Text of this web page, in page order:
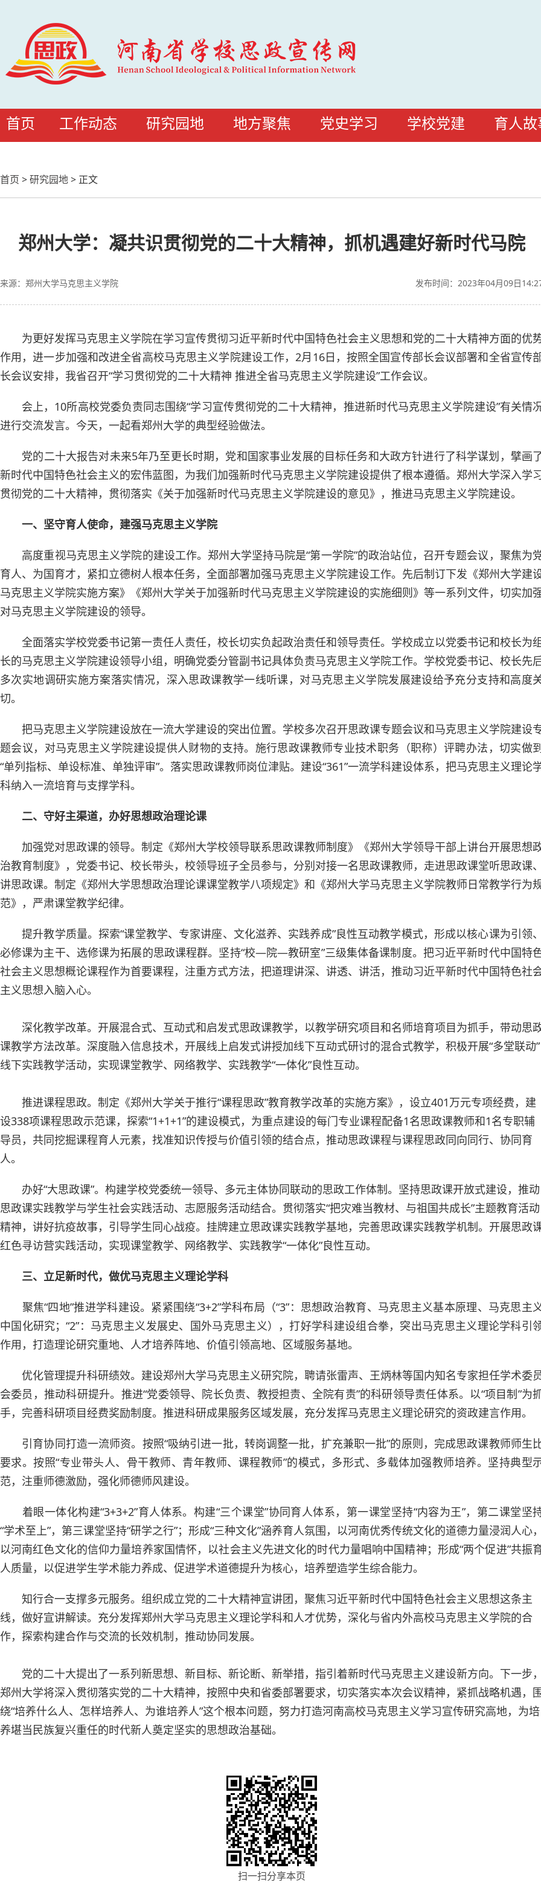
首页 工作动态 研究园地 地方聚焦 党史学习 学校党建 育人故
首页 >研究园地> 正文
郑州大学：凝共识贯彻党的二十大精神，抓机遇建好新时代马院
发布时间：2023年04月09日
来源：郑州大学马克思主义学院
为更好发挥马克思主义学院在学习宣传贯彻习近平新时代中国特色社会主义思想和党的二十大精神方面的优
作用，进一步加强和改进全省高校马克思主义学院建设工作，2月16日，按照全国宣传部长会议部署和全省宣传
长会议安排，我省召开“学习贯彻党的二十大精神 推进全省马克思主义学院建设”工作会议。
会上，10所高校党委负责同志围绕“学习宣传贯彻党的二十大精神，推进新时代马克思主义学院建设”有关情
进行交流发言。今天，一起看郑州大学的典型经验做法。
党的二十大报告对未来5年乃至更长时期，党和国家事业发展的目标任务和大政方针进行了科学谋划，擘画
新时代中国特色社会主义的宏伟蓝图，为我们加强新时代马克思主义学院建设提供了根本遵循。郑州大学深入学
贯彻党的二十大精神，贯彻落实《关于加强新时代马克思主义学院建设的意见》，推进马克思主义学院建设。
一、坚守育人使命，建强马克思主义学院
高度重视马克思主义学院的建设工作。郑州大学坚持马院是“第一学院”的政治站位，召开专题会议，聚焦为
育人、为国育才，紧扣立德树人根本任务，全面部署加强马克思主义学院建设工作。先后制订下发《郑州大学建
马克思主义学院实施方案》《郑州大学关于加强新时代马克思主义学院建设的实施细则》等一系列文件，切实加
对马克思主义学院建设的领导。
全面落实学校党委书记第一责任人责任，校长切实负起政治责任和领导责任。学校成立以党委书记和校长为
长的马克思主义学院建设领导小组，明确党委分管副书记具体负责马克思主义学院工作。学校党委书记、校长先
多次实地调研实施方案落实情况，深入思政课教学一线听课，对马克思主义学院发展建设给予充分支持和高度
切。
把马克思主义学院建设放在一流大学建设的突出位置。学校多次召开思政课专题会议和马克思主义学院建设
题会议，对马克思主义学院建设提供人财物的支持。施行思政课教师专业技术职务（职称）评聘办法，切实做
“单列指标、单设标准、单独评审”。落实思政课教师岗位津贴。建设“361”一流学科建设体系，把马克思主义理论
科纳入一流培育与支撑学科。
二、守好主渠道，办好思想政治理论课
加强党对思政课的领导。制定《郑州大学校领导联系思政课教师制度》《郑州大学领导干部上讲台开展思想
治教育制度》，党委书记、校长带头，校领导班子全员参与，分别对接一名思政课教师，走进思政课堂听思政课、
讲思政课。制定《郑州大学思想政治理论课课堂教学八项规定》和《郑州大学马克思主义学院教师日常教学行为
范》，严肃课堂教学纪律。
提升教学质量。探索“课堂教学、专家讲座、文化滋养、实践养成”良性互动教学模式，形成以核心课为引领、
必修课为主干、选修课为拓展的思政课程群。坚持“校—院—教研室”三级集体备课制度。把习近平新时代中国特
社会主义思想概论课程作为首要课程，注重方式方法，把道理讲深、讲透、讲活，推动习近平新时代中国特色社
主义思想入脑入心。
深化教学改革。开展混合式、互动式和启发式思政课教学，以教学研究项目和名师培育项目为抓手，带动思
课教学方法改革。深度融入信息技术，开展线上启发式讲授加线下互动式研讨的混合式教学，积极开展“多堂联动”
线下实践教学活动，实现课堂教学、网络教学、实践教学“一体化”良性互动。
推进课程思政。制定《郑州大学关于推行“课程思政”教育教学改革的实施方案》，设立401万元专项经费，建
设338项课程思政示范课，探索“1+1+1”的建设模式，为重点建设的每门专业课程配备1名思政课教师和1名专职辅
导员，共同挖掘课程育人元素，找准知识传授与价值引领的结合点，推动思政课程与课程思政同向同行、协同育
人。
办好“大思政课”。构建学校党委统一领导、多元主体协同联动的思政工作体制。坚持思政课开放式建设，推动
思政课实践教学与学生社会实践活动、志愿服务活动结合。贯彻落实“把灾难当教材、与祖国共成长”主题教育活动
精神，讲好抗疫故事，引导学生同心战疫。挂牌建立思政课实践教学基地，完善思政课实践教学机制。开展思政
红色寻访营实践活动，实现课堂教学、网络教学、实践教学“一体化”良性互动。
三、立足新时代，做优马克思主义理论学科
聚焦“四地”推进学科建设。紧紧围绕“3+2”学科布局（“3”：思想政治教育、马克思主义基本原理、马克思主
中国化研究；“2”：马克思主义发展史、国外马克思主义），打好学科建设组合拳，突出马克思主义理论学科引
作用，打造理论研究重地、人才培养阵地、价值引领高地、区域服务基地。
优化管理提升科研绩效。建设郑州大学马克思主义研究院，聘请张雷声、王炳林等国内知名专家担任学术委
会委员，推动科研提升。推进“党委领导、院长负责、教授担责、全院有责”的科研领导责任体系。以“项目制”为
手，完善科研项目经费奖励制度。推进科研成果服务区域发展，充分发挥马克思主义理论研究的资政建言作用。
引育协同打造一流师资。按照“吸纳引进一批，转岗调整一批，扩充兼职一批”的原则，完成思政课教师师生
要求。按照“专业带头人、骨干教师、青年教师、课程教师”的模式，多形式、多载体加强教师培养。坚持典型
范，注重师德激励，强化师德师风建设。
着眼一体化构建“3+3+2”育人体系。构建“三个课堂”协同育人体系，第一课堂坚持“内容为王”，第二课堂坚
“学术至上”，第三课堂坚持“研学之行”；形成“三种文化”涵养育人氛围，以河南优秀传统文化的道德力量浸润人心，
以河南红色文化的信仰力量培养家国情怀，以社会主义先进文化的时代力量唱响中国精神；形成“两个促进”共振
人质量，以促进学生学术能力养成、促进学术道德提升为核心，培养塑造学生综合能力。
知行合一支撑多元服务。组织成立党的二十大精神宣讲团，聚焦习近平新时代中国特色社会主义思想这条主
线，做好宣讲解读。充分发挥郑州大学马克思主义理论学科和人才优势，深化与省内外高校马克思主义学院的合
作，探索构建合作与交流的长效机制，推动协同发展。
党的二十大提出了一系列新思想、新目标、新论断、新举措，指引着新时代马克思主义建设新方向。下一步，
郑州大学将深入贯彻落实党的二十大精神，按照中央和省委部署要求，切实落实本次会议精神，紧抓战略机遇，
绕“培养什么人、怎样培养人、为谁培养人”这个根本问题，努力打造河南高校马克思主义学习宣传研究高地，为培
养堪当民族复兴重任的时代新人奠定坚实的思想政治基础。
扫一扫分享本页